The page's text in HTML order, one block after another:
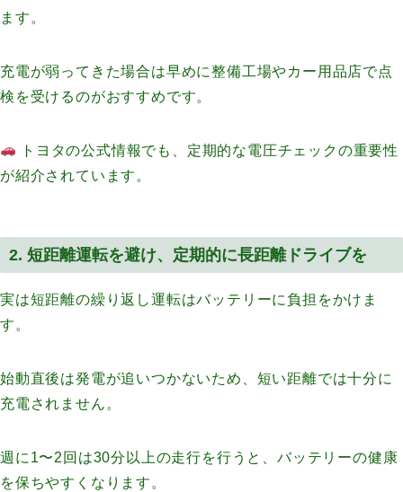
ます。
充電が弱ってきた場合は早めに整備工場やカー用品店で点
検を受けるのがおすすめです。
トヨタの公式情報でも、定期的な電圧チェックの重要性
が紹介されています。
2. 短距離運転を避け、定期的に長距離ドライブを
実は短距離の繰り返し運転はバッテリーに負担をかけま
す。
始動直後は発電が追いつかないため、短い距離では十分に
充電されません。
週に1〜2回は30分以上の走行を行うと、バッテリーの健康
を保ちやすくなります。